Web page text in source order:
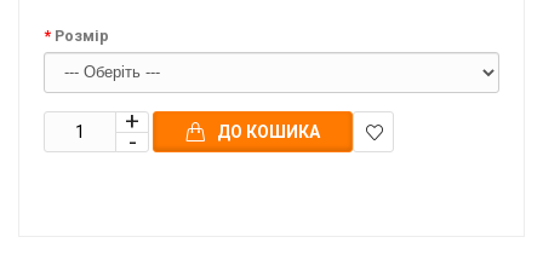
Розмір
ДО КОШИКА